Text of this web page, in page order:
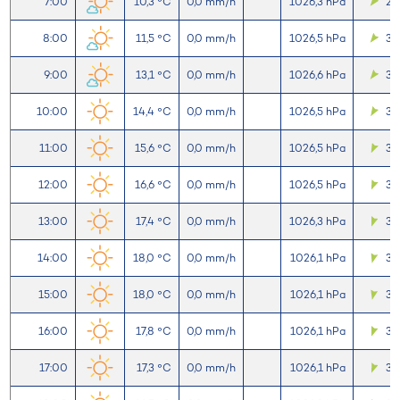
8:00 11,5 °C 0,0 mm/h 1026,5 hPa 3,2
9:00 13,1 °C 0,0 mm/h 1026,6 hPa 3,5
10:00 14,4 °C 0,0 mm/h 1026,5 hPa 3,6
11:00 15,6 °C 0,0 mm/h 1026,5 hPa 3,6
12:00 16,6 °C 0,0 mm/h 1026,5 hPa 3,6
13:00 17,4 °C 0,0 mm/h 1026,3 hPa 3,5
14:00 18,0 °C 0,0 mm/h 1026,1 hPa 3,6
15:00 18,0 °C 0,0 mm/h 1026,1 hPa 3,6
16:00 17,8 °C 0,0 mm/h 1026,1 hPa 3,6
17:00 17,3 °C 0,0 mm/h 1026,1 hPa 3,5